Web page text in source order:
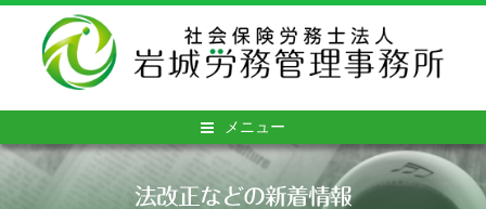
メニュー
法改正などの新着情報